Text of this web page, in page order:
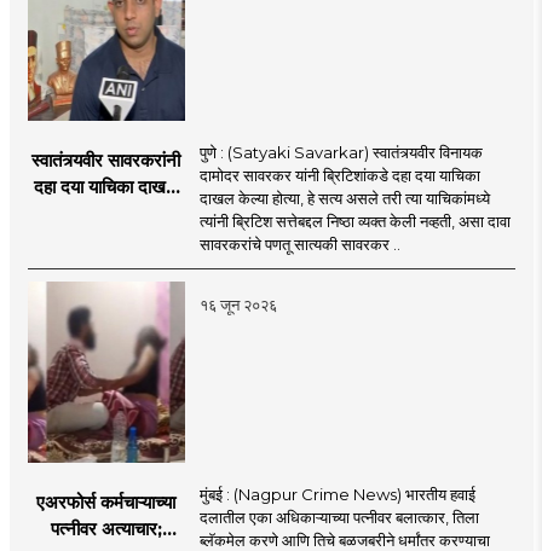
स्वातंत्र्यवीर सावरकरांनी
दहा दया याचिका दाखल
निष्ठा व्यक्त केली नाही’!
पणतू सात्यकी सावरकर
यांनी न्यायालयात सादर
केला दावा
पुणे : (Satyaki Savarkar) स्वातंत्र्यवीर विनायक
दामोदर सावरकर यांनी ब्रिटिशांकडे दहा दया याचिका
दाखल केल्या होत्या, हे सत्य असले तरी त्या याचिकांमध्ये
त्यांनी ब्रिटिश सत्तेबद्दल निष्ठा व्यक्त केली नव्हती, असा दावा
सावरकरांचे पणतू सात्यकी सावरकर ..
१६ जून २०२६
एअरफोर्स कर्मचाऱ्याच्या
पत्नीवर अत्याचार;
मुंबई : (Nagpur Crime News) भारतीय हवाई
दलातील एका अधिकाऱ्याच्या पत्नीवर बलात्कार, तिला
ब्लॅकमेल करणे आणि तिचे बळजबरीने धर्मांतर करण्याचा